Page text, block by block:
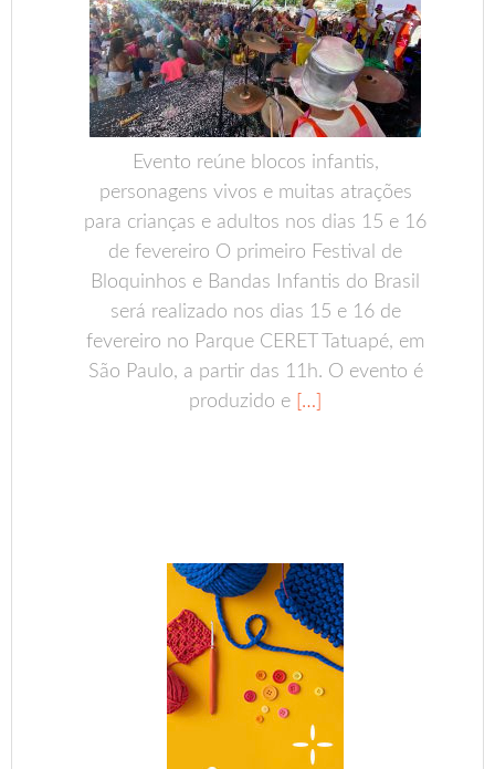
Evento reúne blocos infantis,
personagens vivos e muitas atrações
para crianças e adultos nos dias 15 e 16
de fevereiro O primeiro Festival de
Bloquinhos e Bandas Infantis do Brasil
será realizado nos dias 15 e 16 de
fevereiro no Parque CERET Tatuapé, em
São Paulo, a partir das 11h. O evento é
produzido e […]